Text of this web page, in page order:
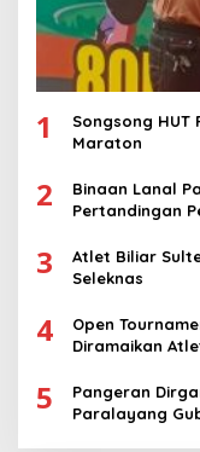
1
Songsong HUT
Maraton
2
Binaan Lanal
Pertandingan
3
Atlet Biliar
Seleknas
4
Open
Diramaikan
5
Pangeran
Paralayang